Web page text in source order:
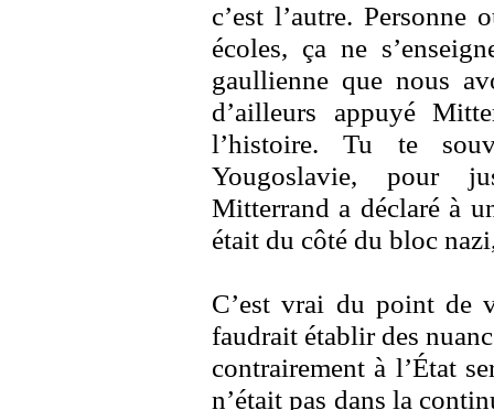
c’est l’autre. Personne
écoles, ça ne
gaullienne que nous
d’ailleurs appuyé
l’histoire. Tu te
Yougoslavie, pour
Mitterrand a déclaré à
était du côté du bloc
C’est vrai du point de
faudrait établir des
contrairement à l’État
n’était pas dans la